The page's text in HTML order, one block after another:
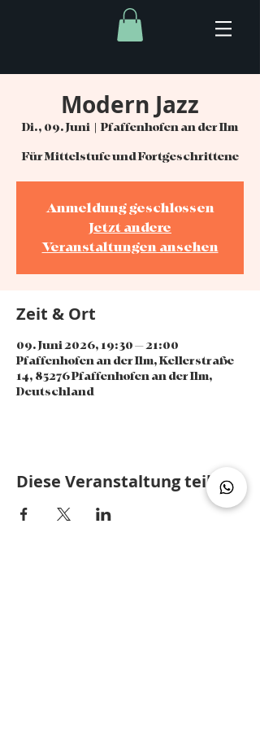
Modern Jazz
Di., 09. Juni
  |
Pfaffenhofen an der Ilm
Für Mittelstufe und Fortgeschrittene
Anmeldung geschlossen
Jetzt andere
Veranstaltungen ansehen
Zeit & Ort
09. Juni 2026, 19:30 – 21:00
Pfaffenhofen an der Ilm, Kellerstraße
14, 85276 Pfaffenhofen an der Ilm,
Deutschland
Diese Veranstaltung teilen